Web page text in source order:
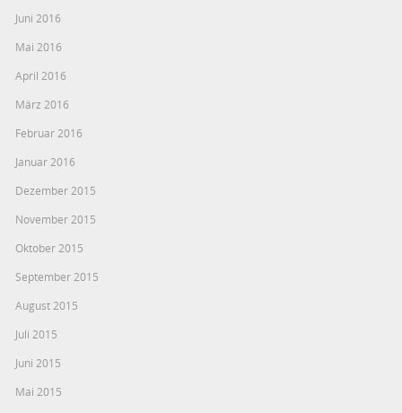
Juni 2016
Mai 2016
April 2016
März 2016
Februar 2016
Januar 2016
Dezember 2015
November 2015
Oktober 2015
September 2015
August 2015
Juli 2015
Juni 2015
Mai 2015